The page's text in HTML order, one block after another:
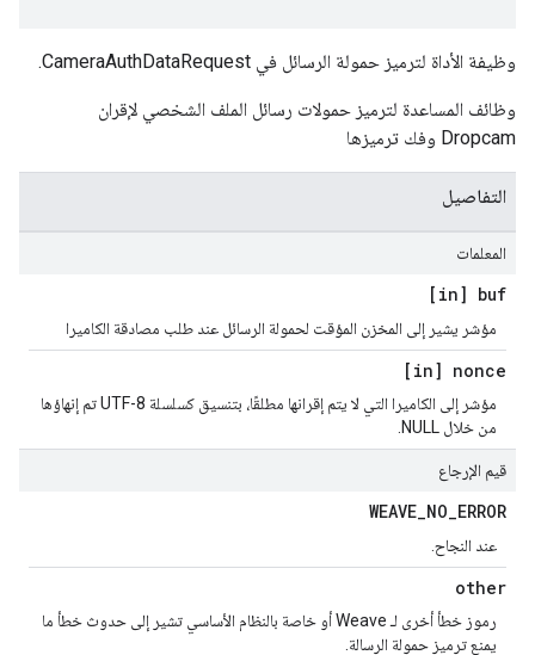
وظيفة الأداة لترميز حمولة الرسائل في CameraAuthDataRequest.
وظائف المساعدة لترميز حمولات رسائل الملف الشخصي لإقران
Dropcam وفك ترميزها
التفاصيل
المعلمات
[in] buf
مؤشر يشير إلى المخزن المؤقت لحمولة الرسائل عند طلب مصادقة الكاميرا
[in] nonce
مؤشر إلى الكاميرا التي لا يتم إقرانها مطلقًا، بتنسيق كسلسلة UTF-8 تم إنهاؤها
من خلال NULL.
قيم الإرجاع
WEAVE_NO_ERROR
عند النجاح.
other
رموز خطأ أخرى لـ Weave أو خاصة بالنظام الأساسي تشير إلى حدوث خطأ ما
يمنع ترميز حمولة الرسالة.